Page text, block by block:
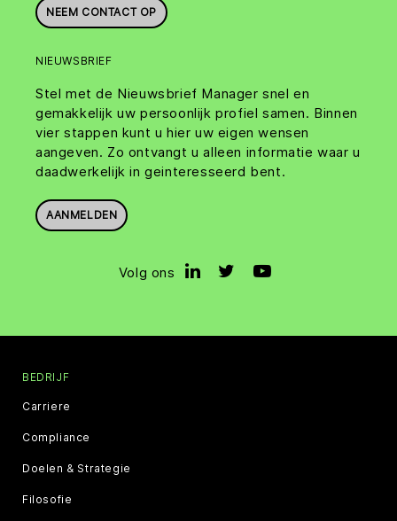
NEEM CONTACT OP
NIEUWSBRIEF
Stel met de Nieuwsbrief Manager snel en
gemakkelijk uw persoonlijk profiel samen. Binnen
vier stappen kunt u hier uw eigen wensen
aangeven. Zo ontvangt u alleen informatie waar u
daadwerkelijk in geinteresseerd bent.
AANMELDEN
Volg ons
BEDRIJF
Carriere
Compliance
Doelen & Strategie
Filosofie